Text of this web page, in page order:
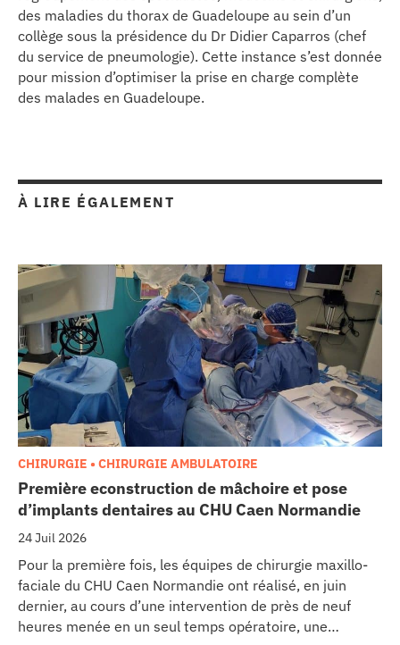
des maladies du thorax de Guadeloupe au sein d’un
collège sous la présidence du Dr Didier Caparros (chef
du service de pneumologie). Cette instance s’est donnée
pour mission d’optimiser la prise en charge complète
des malades en Guadeloupe.
À LIRE ÉGALEMENT
Première econstruction de mâchoire et pose
d’implants dentaires au CHU Caen Normandie
24 Juil 2026
CHIRURGIE • CHIRURGIE AMBULATOIRE
Pour la première fois, les équipes de chirurgie maxillo-
faciale du CHU Caen Normandie ont réalisé, en juin
dernier, au cours d’une intervention de près de neuf
heures menée en un seul temps opératoire, une